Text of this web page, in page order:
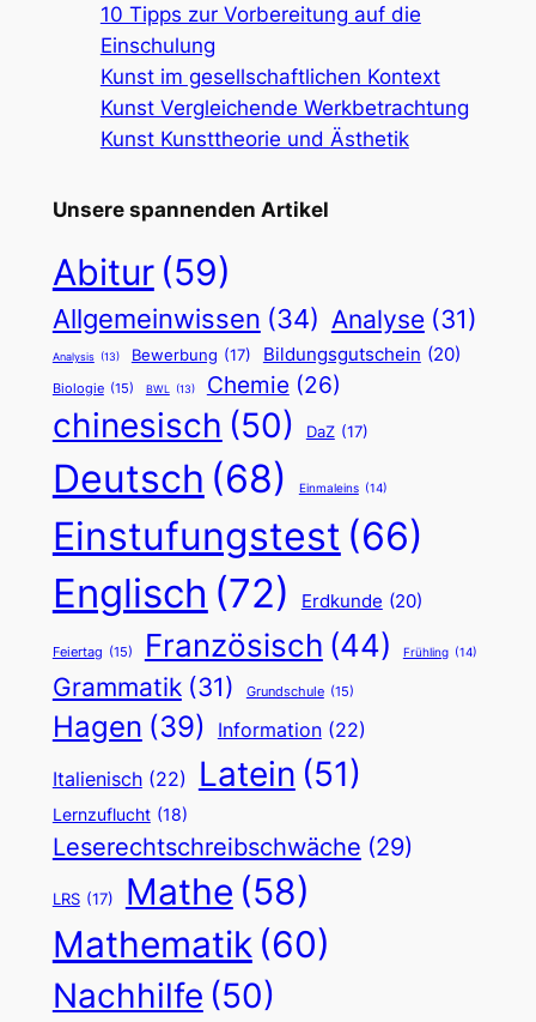
10 Tipps zur Vorbereitung auf die
Einschulung
Kunst im gesellschaftlichen Kontext
Kunst Vergleichende Werkbetrachtung
Kunst Kunsttheorie und Ästhetik
Unsere spannenden Artikel
Abitur (59)
Allgemeinwissen (34) Analyse (31)
Analysis (13) Bewerbung (17) Bildungsgutschein (20)
Biologie (15) BWL (13) Chemie (26)
chinesisch (50) DaZ (17)
Deutsch (68) Einmaleins (14)
Einstufungstest (66)
Englisch (72) Erdkunde (20)
Feiertag (15) Französisch (44) Frühling (14)
Grammatik (31) Grundschule (15)
Hagen (39) Information (22)
Italienisch (22) Latein (51)
Lernzuflucht (18)
Leserechtschreibschwäche (29)
LRS (17) Mathe (58)
Mathematik (60)
Nachhilfe (50)